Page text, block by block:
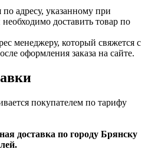
по адресу, указанному при
доставить товар по
менеджеру, который свяжется с
оформления заказа на сайте.
покупателем по тарифу
доставка по городу Брянску